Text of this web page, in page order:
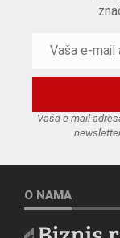
Vaša e-mail
O NAMA